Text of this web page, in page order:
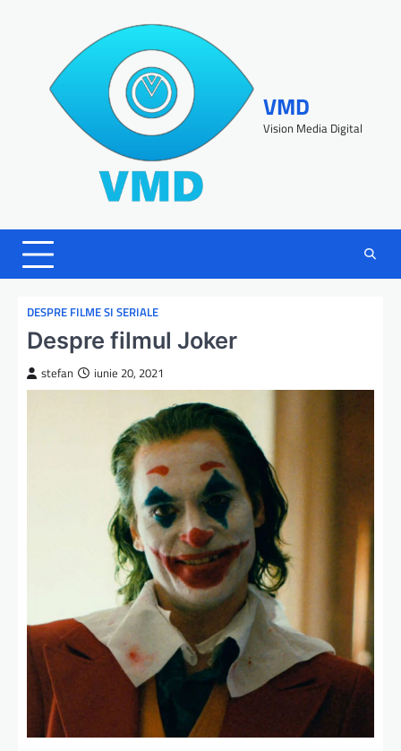
VMD
Vision Media Digital
DESPRE FILME SI SERIALE
Despre filmul Joker
stefan iunie 20, 2021